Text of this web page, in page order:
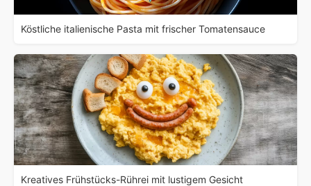
Köstliche italienische Pasta mit frischer Tomatensauce
Kreatives Frühstücks-Rührei mit lustigem Gesicht